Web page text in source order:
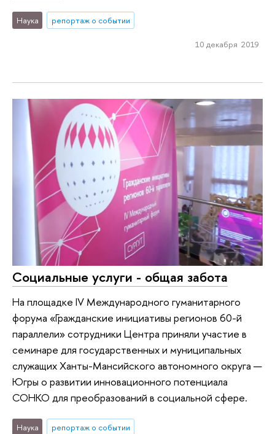
Наука репортаж о событии
10 декабря 2019
Социальные услуги - общая забота
На площадке IV Международного гуманитарного
форума «Гражданские инициативы регионов 60-й
параллели» сотрудники Центра приняли участие в
семинаре для государственных и муниципальных
служащих Ханты-Мансийского автономного округа —
Югры о развитии инновационного потенциала
СОНКО для преобразований в социальной сфере.
Наука репортаж о событии